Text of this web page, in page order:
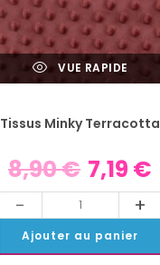
VUE RAPIDE
Tissus Minky Terracotta
8,90€ 7,19 €
- +
Ajouter au panier